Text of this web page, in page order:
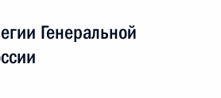
Генеральной